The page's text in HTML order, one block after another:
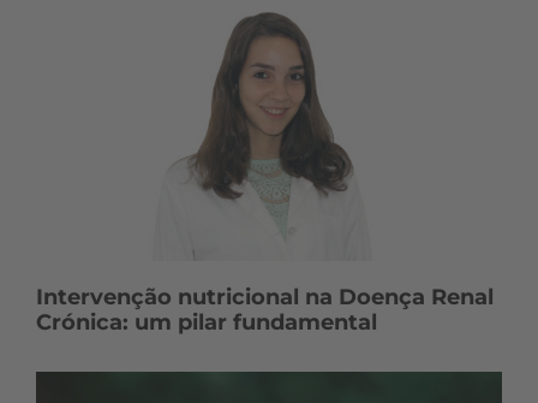
Intervenção nutricional na Doença Renal
Crónica: um pilar fundamental